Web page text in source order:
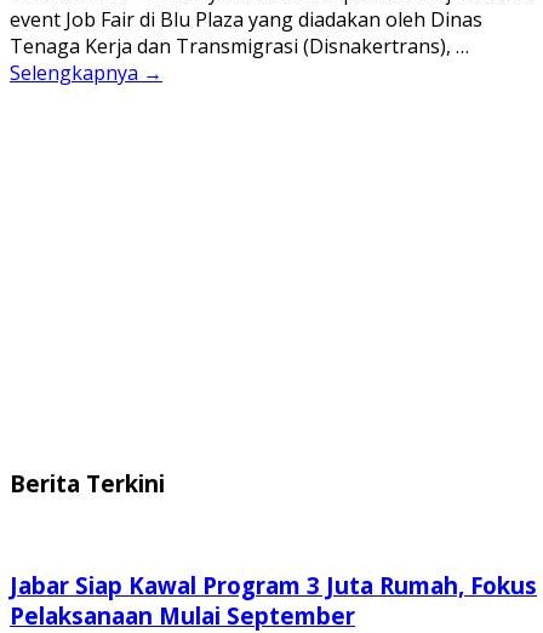
event Job Fair di Blu Plaza yang diadakan oleh Dinas
Tenaga Kerja dan Transmigrasi (Disnakertrans), …
Selengkapnya →
Berita Terkini
Jabar Siap Kawal Program 3 Juta Rumah, Fokus
Pelaksanaan Mulai September